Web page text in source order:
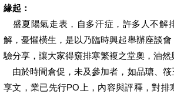
緣起：
盛夏陽氣走表，自多汗症，許多人不解
解，憂懼橫生，是以乃臨時興起舉辦座談
驗分享，讓大家得窺排寒繁複之堂奧，油然
由於時間倉促，未及參加者，如品瑭、筱
享文，業已先行PO上，內容與評釋，對排